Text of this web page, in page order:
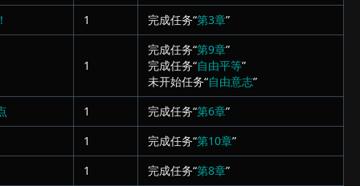
1 完成任务“第3章”
1
完成任务“第9章”
完成任务“自由平等”
未开始任务“自由意志”
1 完成任务“第6章”
1
完成任务“第10章”
1
完成任务“第8章”